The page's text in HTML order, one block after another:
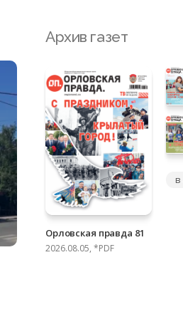
Архив газет
Орловская правда 81
2026.08.05, *PDF